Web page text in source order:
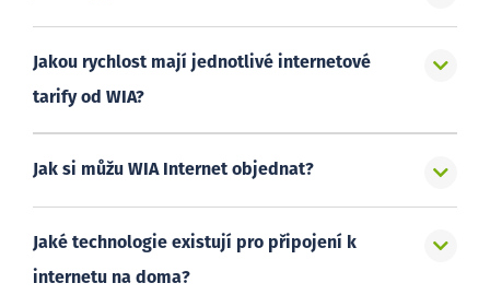
Jakou rychlost mají jednotlivé internetové
tarify od WIA?
Jak si můžu WIA Internet objednat?
Jaké technologie existují pro připojení k
internetu na doma?